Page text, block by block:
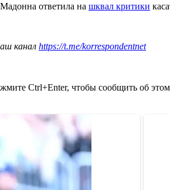
ответила на шквал критики
канал https://t.me/korrespondentnet
Ctrl+Enter, чтобы сообщить об